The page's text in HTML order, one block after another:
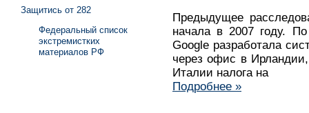
Предыдущее
начала в 2007 году.
Google разработала
через офис в
Италии налога на
Подробнее »
Защитись от 282
Федеральный список
экстремистких
материалов РФ